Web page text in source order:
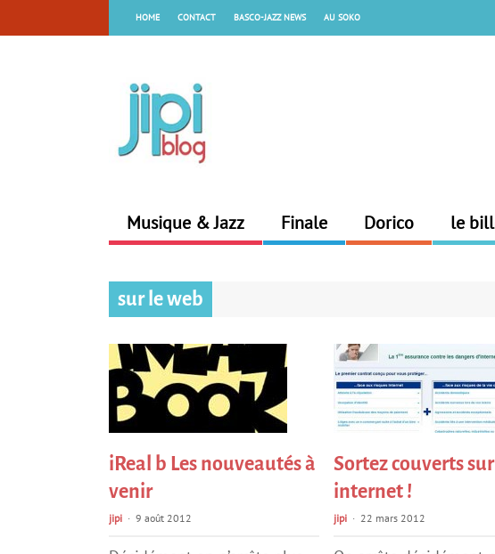
HOME CONTACT BASCO-JAZZ NEWS AU SOKO
Musique & Jazz Finale Dorico le
sur le web
iReal b Les nouveautés à
venir
jipi 9 août 2012
Sortez couverts sur
internet !
jipi 22 mars 2012